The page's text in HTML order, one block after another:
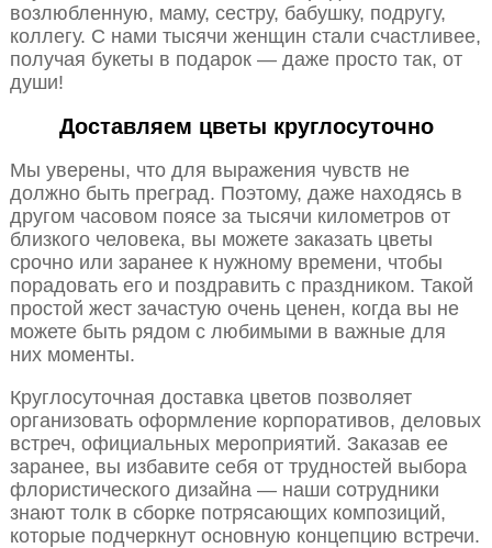
возлюбленную, маму, сестру, бабушку, подругу,
коллегу. С нами тысячи женщин стали счастливее,
получая букеты в подарок — даже просто так, от
души!
Доставляем цветы круглосуточно
Мы уверены, что для выражения чувств не
должно быть преград. Поэтому, даже находясь в
другом часовом поясе за тысячи километров от
близкого человека, вы можете заказать цветы
срочно или заранее к нужному времени, чтобы
порадовать его и поздравить с праздником. Такой
простой жест зачастую очень ценен, когда вы не
можете быть рядом с любимыми в важные для
них моменты.
Круглосуточная доставка цветов позволяет
организовать оформление корпоративов, деловых
встреч, официальных мероприятий. Заказав ее
заранее, вы избавите себя от трудностей выбора
флористического дизайна — наши сотрудники
знают толк в сборке потрясающих композиций,
которые подчеркнут основную концепцию встречи.